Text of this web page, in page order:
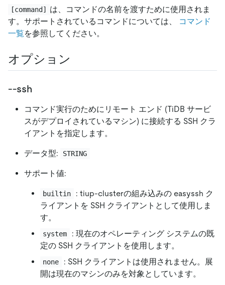
[command]
は、コマンドの名前を渡すために使用されま
す。サポートされているコマンドについては、
コマンド
一覧を参照してください。
オプション
--ssh
コマンド実行のためにリモート エンド (TiDB サービ
スがデプロイされているマシン) に接続する SSH クラ
イアントを指定します。
データ型: STRING
サポート値:
builtin
: tiup-clusterの組み込みの easyssh ク
ライアントを SSH クライアントとして使用しま
す。
system
: 現在のオペレーティング システムの既
定の SSH クライアントを使用します。
none
: SSH クライアントは使用されません。展
開は現在のマシンのみを対象としています。